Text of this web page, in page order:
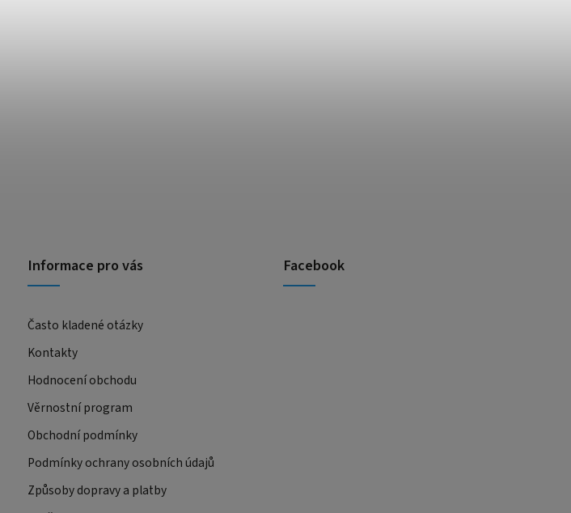
Informace pro vás
Často kladené otázky
Kontakty
Hodnocení obchodu
Věrnostní program
Obchodní podmínky
Podmínky ochrany osobních údajů
Způsoby dopravy a platby
Facebook